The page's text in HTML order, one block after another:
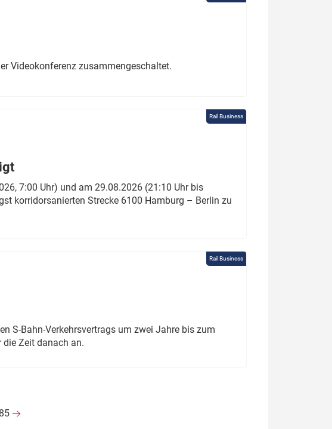
Videokonferenz zusammengeschaltet.
Rail Business
7:00 Uhr) und am 29.08.2026 (21:10 Uhr bis
korridorsanierten Strecke 6100 Hamburg – Berlin zu
Rail Business
S-Bahn-Verkehrsvertrags um zwei Jahre bis zum
Zeit danach an.